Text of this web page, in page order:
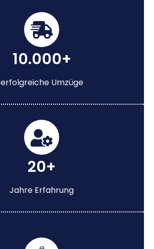
10.000+
erfolgreiche Umzüge
20+
Jahre Erfahrung